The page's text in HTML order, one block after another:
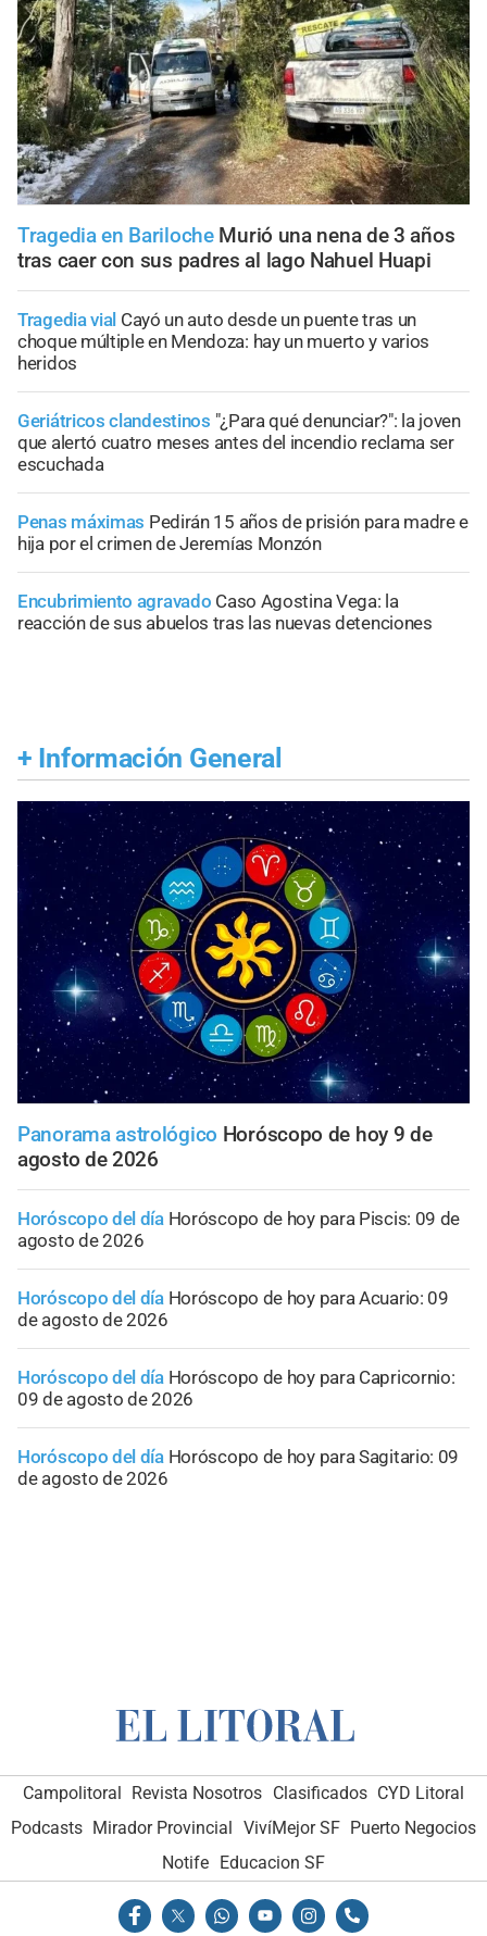
Tragedia en Bariloche Murió una nena de 3 años
tras caer con sus padres al lago Nahuel Huapi
Tragedia vial Cayó un auto desde un puente tras un
choque múltiple en Mendoza: hay un muerto y varios
heridos
Geriátricos clandestinos "¿Para qué denunciar?": la joven
que alertó cuatro meses antes del incendio reclama ser
escuchada
Penas máximas Pedirán 15 años de prisión para madre e
hija por el crimen de Jeremías Monzón
Encubrimiento agravado Caso Agostina Vega: la
reacción de sus abuelos tras las nuevas detenciones
+ Información General
Panorama astrológico Horóscopo de hoy 9 de
agosto de 2026
Horóscopo del día Horóscopo de hoy para Piscis: 09 de
agosto de 2026
Horóscopo del día Horóscopo de hoy para Acuario: 09
de agosto de 2026
Horóscopo del día Horóscopo de hoy para Capricornio:
09 de agosto de 2026
Horóscopo del día Horóscopo de hoy para Sagitario: 09
de agosto de 2026
Campolitoral Revista Nosotros Clasificados CYD Litoral
Podcasts Mirador Provincial VivíMejor SF Puerto Negocios
Notife Educacion SF